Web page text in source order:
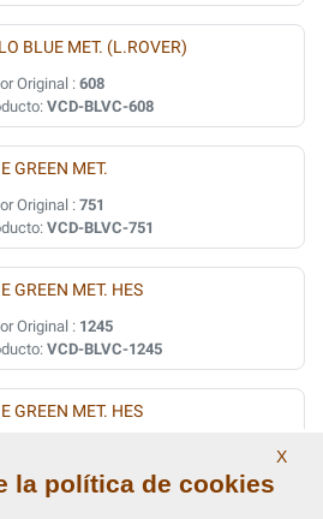
BLUE MET. (L.ROVER)
Original :608
VCD-BLVC-608
GREEN MET.
Original :751
VCD-BLVC-751
GREEN MET. HES
Original : 1245
VCD-BLVC-1245
GREEN MET. HES
VCD-BLVC-HES
X
la política de cookies